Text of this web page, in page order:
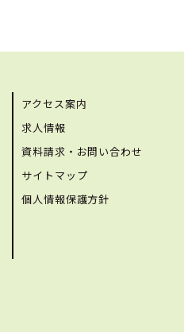
アクセス案内
求人情報
資料請求・お問い合わせ
サイトマップ
個人情報保護方針